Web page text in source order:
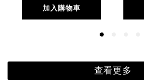
加入購物車
查看更多